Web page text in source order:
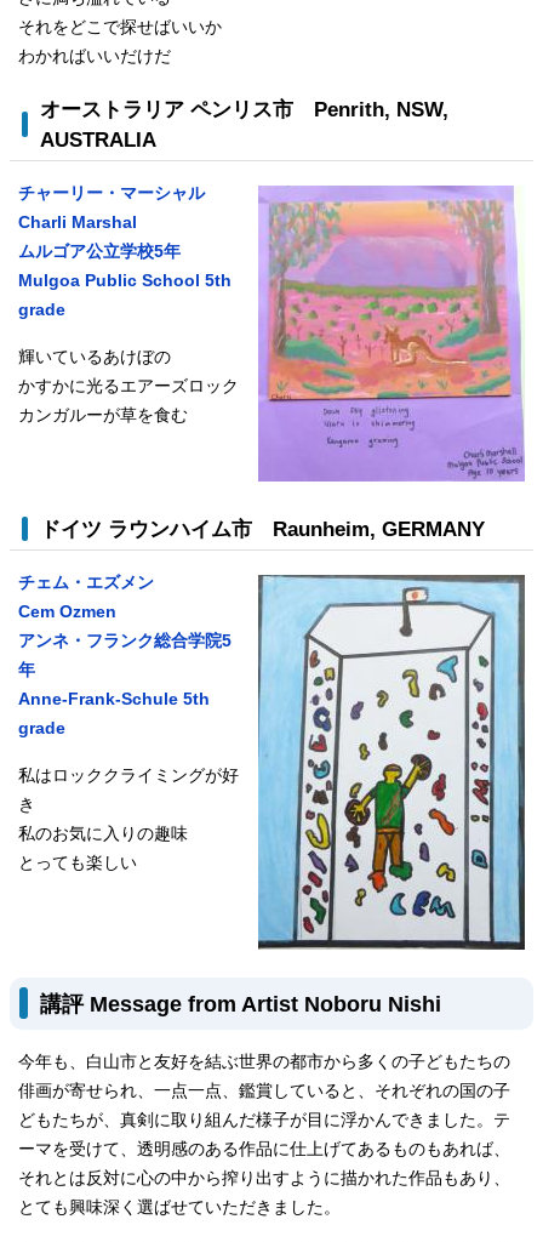
それをどこで探せばいいか
わかればいいだけだ
オーストラリア ペンリス市 Penrith, NSW,
AUSTRALIA
チャーリー・マーシャル
Charli Marshal
ムルゴア公立学校5年
Mulgoa Public School 5th
grade
輝いているあけぼの
かすかに光るエアーズロック
カンガルーが草を食む
ドイツ ラウンハイム市 Raunheim, GERMANY
チェム・エズメン
Cem Ozmen
アンネ・フランク総合学院5
年
Anne-Frank-Schule 5th
grade
私はロッククライミングが好
き
私のお気に入りの趣味
とっても楽しい
講評 Message from Artist Noboru Nishi
今年も、白山市と友好を結ぶ世界の都市から多くの子どもたちの
俳画が寄せられ、一点一点、鑑賞していると、それぞれの国の子
どもたちが、真剣に取り組んだ様子が目に浮かんできました。テ
ーマを受けて、透明感のある作品に仕上げてあるものもあれば、
それとは反対に心の中から搾り出すように描かれた作品もあり、
とても興味深く選ばせていただきました。